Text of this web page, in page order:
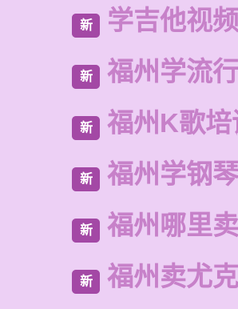
新 学吉他视
新 福州学流
新 福州K歌
新 福州学钢
新 福州哪里
新 福州卖尤